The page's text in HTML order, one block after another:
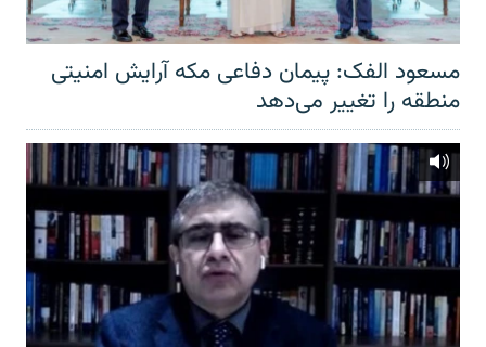
مسعود الفک: پیمان دفاعی مکه آرایش امنیتی
منطقه را تغییر می‌دهد